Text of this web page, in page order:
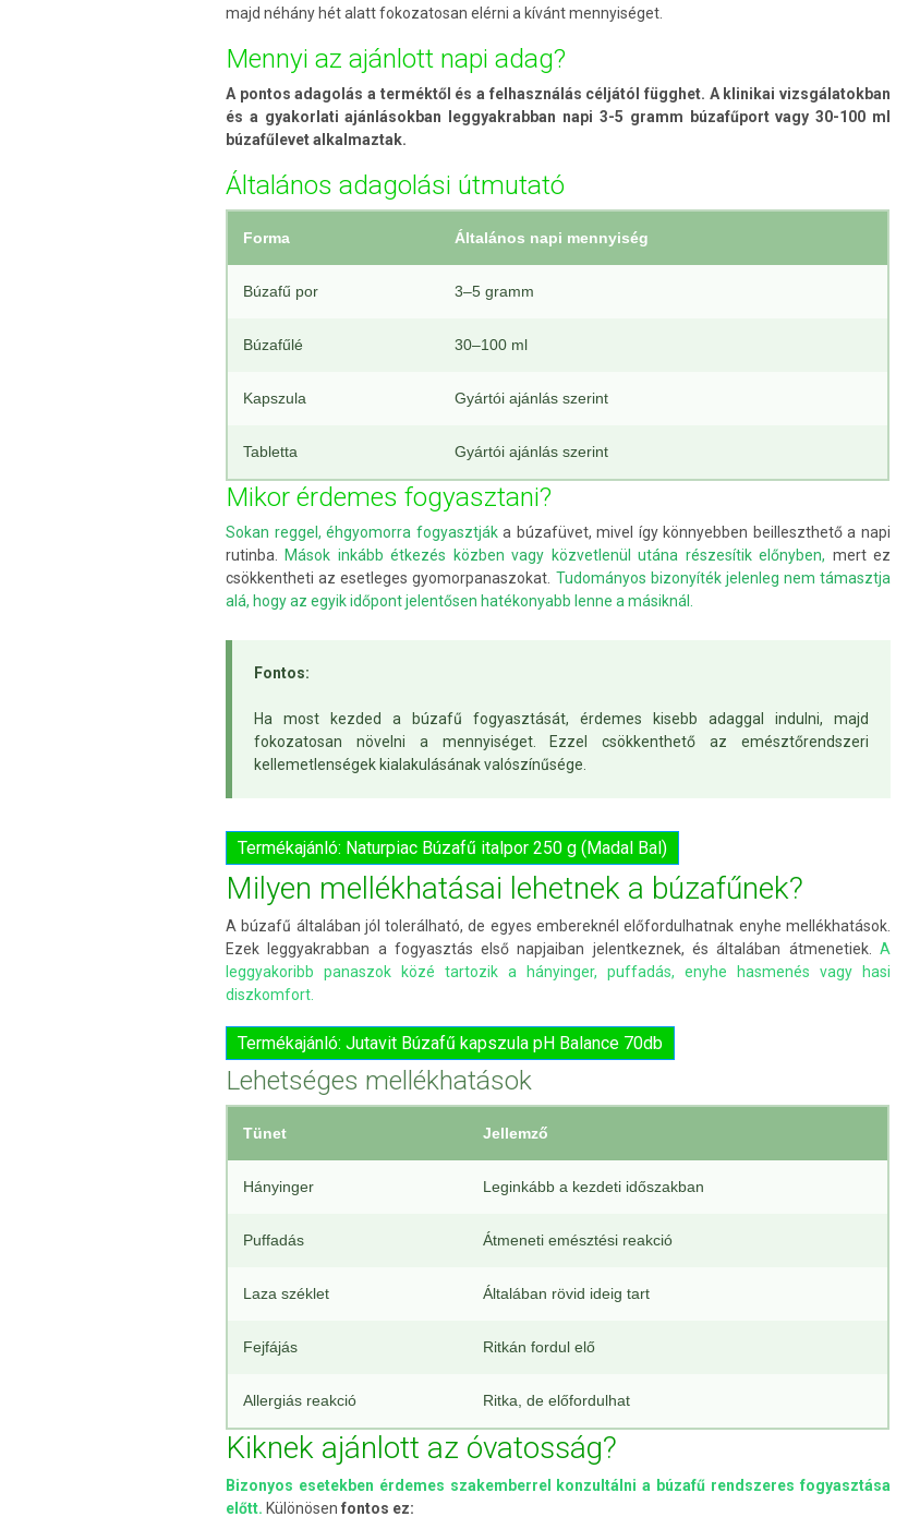
majd néhány hét alatt fokozatosan elérni a kívánt mennyiséget.
Mennyi az ajánlott napi adag?
A pontos adagolás a terméktől és a felhasználás céljától függhet. A klinikai vizsgálatokban
és a gyakorlati ajánlásokban leggyakrabban napi 3-5 gramm búzafűport vagy 30-100 ml
búzafűlevet alkalmaztak.
Általános adagolási útmutató
Forma Általános napi mennyiség
Búzafű por 3–5 gramm
Búzafűlé 30–100 ml
Kapszula Gyártói ajánlás szerint
Tabletta Gyártói ajánlás szerint
Mikor érdemes fogyasztani?
Sokan reggel, éhgyomorra fogyasztjáka búzafüvet, mivel így könnyebben beilleszthető a napi
rutinba. Mások inkább étkezés közben vagy közvetlenül utána részesítik előnyben, mert ez
csökkentheti az esetleges gyomorpanaszokat. Tudományos bizonyíték jelenleg nem támasztja
alá, hogy az egyik időpont jelentősen hatékonyabb lenne a másiknál.
Fontos:
Ha most kezded a búzafű fogyasztását, érdemes kisebb adaggal indulni, majd
fokozatosan növelni a mennyiséget. Ezzel csökkenthető az emésztőrendszeri
kellemetlenségek kialakulásának valószínűsége.
Termékajánló: Naturpiac Búzafű italpor 250 g (Madal Bal)
Milyen mellékhatásai lehetnek a búzafűnek?
A búzafű általában jól tolerálható, de egyes embereknél előfordulhatnak enyhe mellékhatások.
Ezek leggyakrabban a fogyasztás első napjaiban jelentkeznek, és általában átmenetiek. A
leggyakoribb panaszok közé tartozik a hányinger, puffadás, enyhe hasmenés vagy hasi
diszkomfort.
Termékajánló: Jutavit Búzafű kapszula pH Balance 70db
Lehetséges mellékhatások
Tünet Jellemző
Hányinger Leginkább a kezdeti időszakban
Puffadás Átmeneti emésztési reakció
Laza széklet Általában rövid ideig tart
Fejfájás Ritkán fordul elő
Allergiás reakció Ritka, de előfordulhat
Kiknek ajánlott az óvatosság?
Bizonyos esetekben érdemes szakemberrel konzultálni a búzafű rendszeres fogyasztása
előtt. Különösen fontos ez: